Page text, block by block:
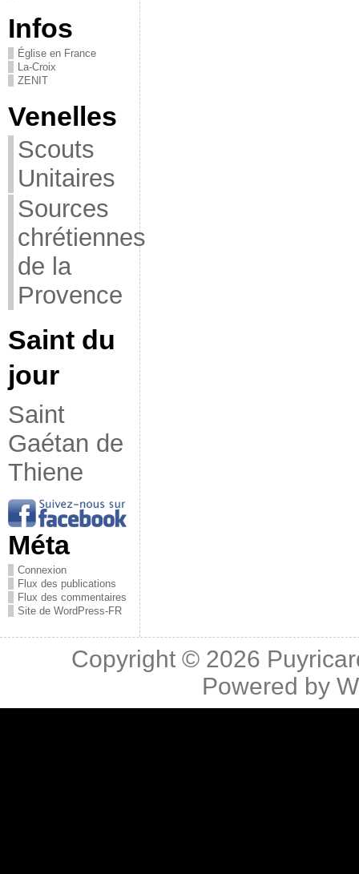
Infos
Église en France
La-Croix
ZENIT
Venelles
Scouts
Unitaires
Sources
chrétiennes
de la
Provence
Saint du
jour
Saint
Gaétan de
Thiene
Méta
Connexion
Flux des publications
Flux des commentaires
Site de WordPress-FR
Copyright © 2026
Powered by